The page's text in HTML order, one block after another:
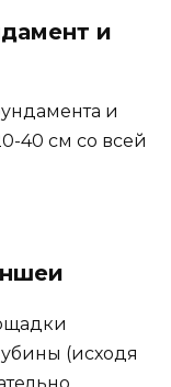
и
и
40 см со всей
(исходя